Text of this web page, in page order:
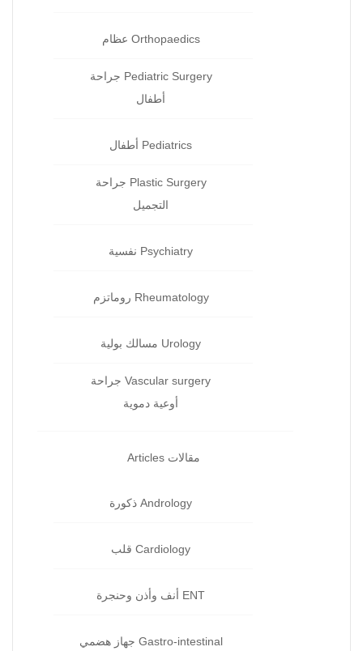
Orthopaedics عظام‏
Pediatric Surgery جراحة‏
أطفال
Pediatrics أطفال
Plastic Surgery جراحة
التجميل
Psychiatry نفسية‏
Rheumatology روماتزم‏
Urology مسالك بولية
Vascular surgery جراحة
أوعية دموية
مقالات Articles
Andrology ذكورة‏
Cardiology قلب‏
ENT أنف وأذن وحنجرة‏
Gastro-intestinal جهاز هضمي‏